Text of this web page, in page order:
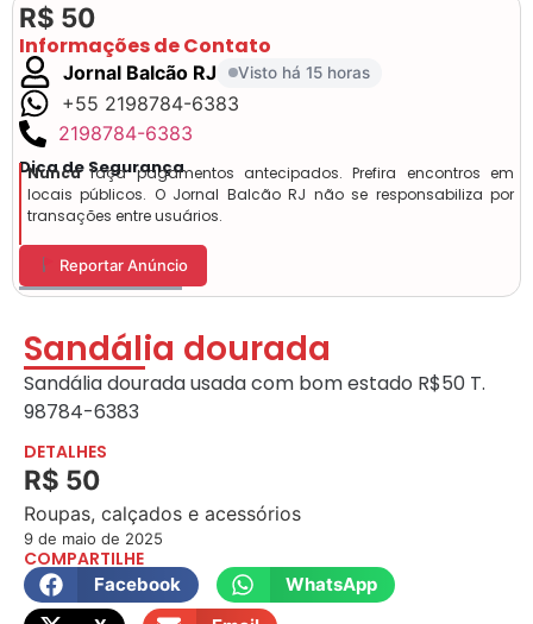
R$ 50
Informações de Contato
Jornal Balcão RJ Visto há 15 horas
+55 2198784-6383
2198784-6383
Dica de Segurança
Nuncafaça pagamentos antecipados. Prefira encontros em
locais públicos. O Jornal Balcão RJ não se responsabiliza por
transações entre usuários.
Reportar Anúncio
Sandália dourada
Sandália dourada usada com bom estado R$50 T.
98784-6383
DETALHES
R$ 50
Roupas, calçados e acessórios
9 de maio de 2025
COMPARTILHE
Facebook
WhatsApp